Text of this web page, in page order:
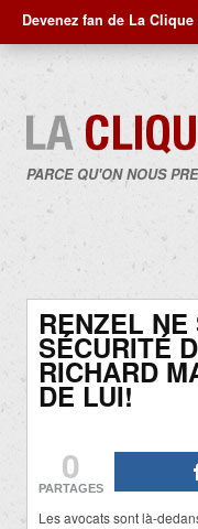
Devenez fan de La
PARCE QU'ON NOUS
RENZEL
SÉCURITÉ
RICHARD
DE LUI!
0
PARTAGES
Les avocats sont là-